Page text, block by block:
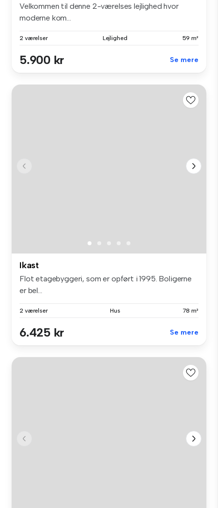
Velkommen til denne 2-værelses lejlighed hvor
moderne kom...
2 værelser Lejlighed 59 m²
5.900 kr Se mere
Ikast
Flot etagebyggeri, som er opført i 1995. Boligerne
er bel...
2 værelser Hus 78 m²
6.425 kr Se mere